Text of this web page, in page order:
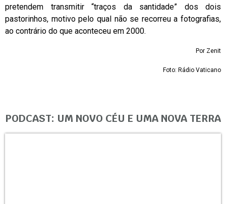
pretendem transmitir “traços da santidade” dos dois
pastorinhos, motivo pelo qual não se recorreu a fotografias,
ao contrário do que aconteceu em 2000.
Por Zenit
Foto: Rádio Vaticano
PODCAST: UM NOVO CÉU E UMA NOVA TERRA